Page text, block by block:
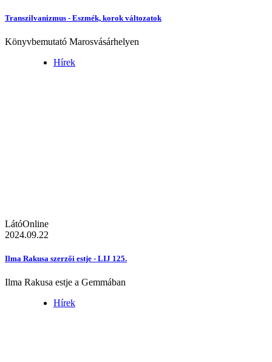
Transzilvanizmus - Eszmék, korok változatok
Könyvbemutató Marosvásárhelyen
Hírek
LátóOnline
2024.09.22
Ilma Rakusa szerzői estje - LIJ 125.
Ilma Rakusa estje a Gemmában
Hírek